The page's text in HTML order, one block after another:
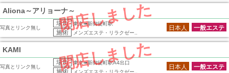
閉店しました
Aliona～アリョーナ～
写真とリンク無し
場所 東京➠新御徒町駅
施術 メンズエステ・リラクゼー..
一般エステ
日本人
閉店しました
KAMI
写真とリンク無し
場所 東京➠新御徒町駅A4出口
施術 メンズエステ・リラクゼー..
一般エステ
日本人